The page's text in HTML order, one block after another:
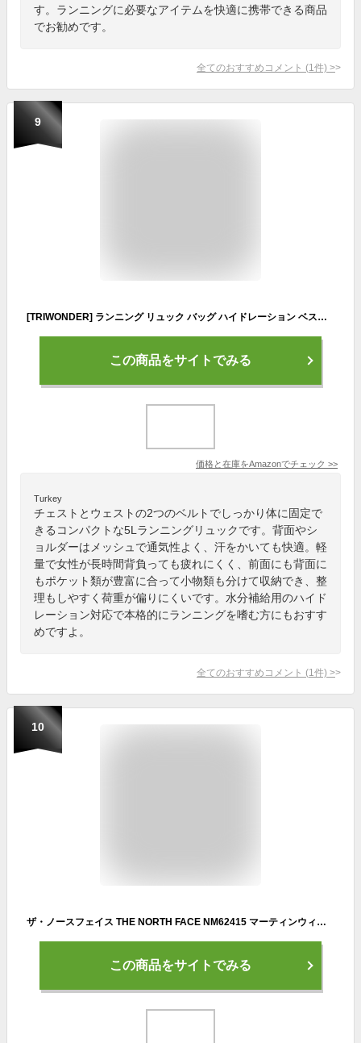
す。ランニングに必要なアイテムを快適に携帯できる商品
でお勧めです。
全てのおすすめコメント (1 件) >
9
[TRIWONDER] ランニング リュック バッグ ハイドレーション ベスト トレラン ザック 登山 自転車レース トレイル サイクリング マラソン 通気 軽量 調節可能 (グレー (バッグのみ), ワンサイズ)
この商品をサイトでみる
価格と在庫をAmazonでチェック >>
Turkey
チェストとウェストの2つのベルトでしっかり体に固定で
きるコンパクトな5Lランニングリュックです。背面やシ
ョルダーはメッシュで通気性よく、汗をかいても快適。軽
量で女性が長時間背負っても疲れにくく、前面にも背面に
もポケット類が豊富に合って小物類も分けて収納でき、整
理もしやすく荷重が偏りにくいです。水分補給用のハイド
レーション対応で本格的にランニングを嗜む方にもおすす
めですよ。
全てのおすすめコメント (1 件) >
10
ザ・ノースフェイス THE NORTH FACE NM62415 マーティンウィングLT メンズ レディース バッグ ランニング パック リュック シンプル
この商品をサイトでみる